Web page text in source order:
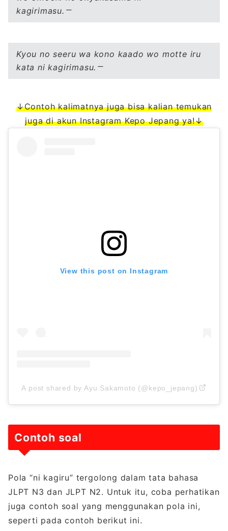
kagirimasu.
Kyou no seeru wa kono kaado wo motte iru
kata ni kagirimasu.
↓Contoh kalimatnya juga bisa kalian temukan
juga di akun Instagram Kepo Jepang ya!↓
View this post on Instagram
A post shared by Ayu Sakamoto (@kepo_jepang)
Contoh soal
Pola “ni kagiru” tergolong dalam tata bahasa
JLPT N3 dan JLPT N2. Untuk itu, coba perhatikan
juga contoh soal yang menggunakan pola ini,
seperti pada contoh berikut ini.